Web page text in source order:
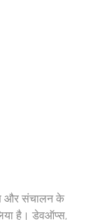
और संचालन के
है। डेवऑप्स,